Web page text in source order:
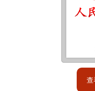
查